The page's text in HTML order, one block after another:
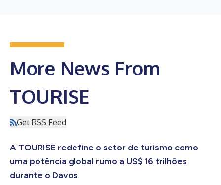
More News From
TOURISE
Get RSS Feed
A TOURISE redefine o setor de turismo como
uma potência global rumo a US$ 16 trilhões
durante o Davos